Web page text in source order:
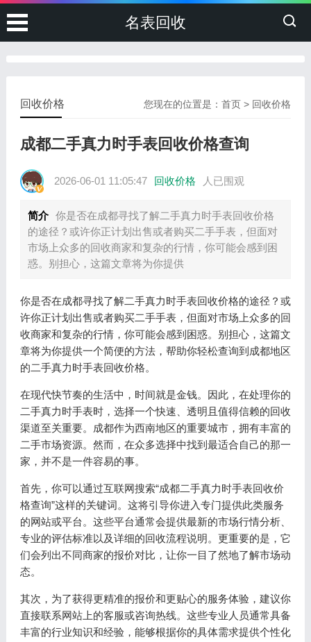
名表回收
您现在的位置是：首页 > 回收价格
回收价格
成都二手真力时手表回收价格查询
2026-06-01 11:05:47 回收价格 人已围观
简介 你是否在成都寻找了解二手真力时手表回收价格
的途径？或许你正计划出售或者购买二手手表，但面对
市场上众多的回收商家和复杂的行情，你可能会感到困
惑。别担心，这篇文章将为你提供
你是否在成都寻找了解二手真力时手表回收价格的途径？或
许你正计划出售或者购买二手手表，但面对市场上众多的回
收商家和复杂的行情，你可能会感到困惑。别担心，这篇文
章将为你提供一个简便的方法，帮助你轻松查询到成都地区
的二手真力时手表回收价格。
在现代快节奏的生活中，时间就是金钱。因此，在处理你的
二手真力时手表时，选择一个快速、透明且值得信赖的回收
渠道至关重要。成都作为西南地区的重要城市，拥有丰富的
二手市场资源。然而，在众多选择中找到最适合自己的那一
家，并不是一件容易的事。
首先，你可以通过互联网搜索“成都二手真力时手表回收价
格查询”这样的关键词。这将引导你进入专门提供此类服务
的网站或平台。这些平台通常会提供最新的市场行情分析、
专业的评估标准以及详细的回收流程说明。更重要的是，它
们会列出不同商家的报价对比，让你一目了然地了解市场动
态。
其次，为了获得更精准的报价和更贴心的服务体验，建议你
直接联系网站上的客服或咨询热线。这些专业人员通常具备
丰富的行业知识和经验，能够根据你的具体需求提供个性化